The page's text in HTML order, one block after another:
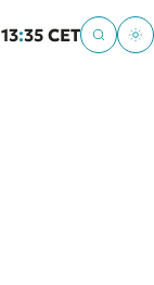
13:35 CET